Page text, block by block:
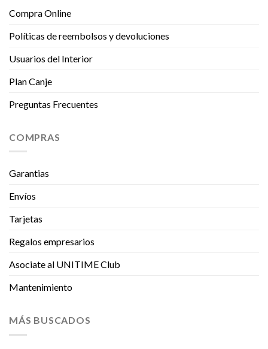
Compra Online
Políticas de reembolsos y devoluciones
Usuarios del Interior
Plan Canje
Preguntas Frecuentes
COMPRAS
Garantias
Envíos
Tarjetas
Regalos empresarios
Asociate al UNITIME Club
Mantenimiento
MÁS BUSCADOS